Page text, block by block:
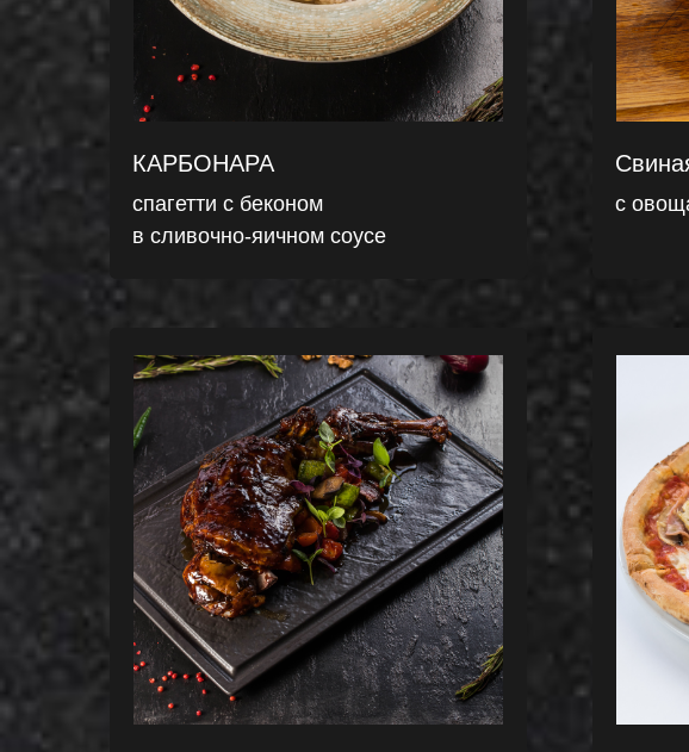
КАРБОНАРА
спагетти с беконом
в сливочно-яичном соусе
с